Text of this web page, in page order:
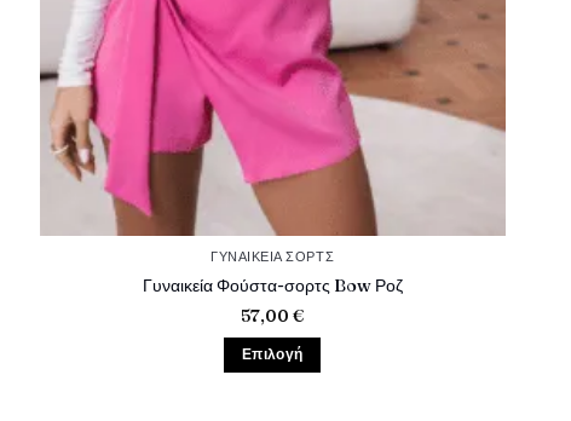
ΓΥΝΑΙΚΕΊΑ ΣΟΡΤΣ
Γυναικεία Φούστα-σορτς Bow Ροζ
57,00 €
Επιλογή